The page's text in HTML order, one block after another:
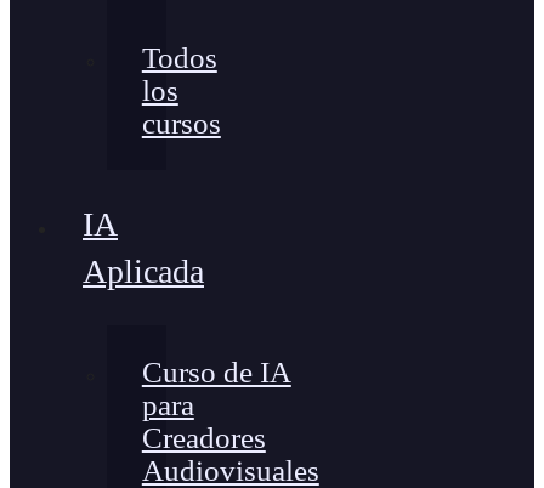
Todos
los
cursos
IA
Aplicada
Curso de IA
para
Creadores
Audiovisuales